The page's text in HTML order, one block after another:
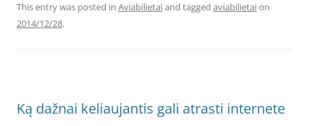
This entry was posted in Aviabilietaiand tagged aviabilietaion
2014/12/28.
Ką dažnai keliaujantis gali atrasti internete